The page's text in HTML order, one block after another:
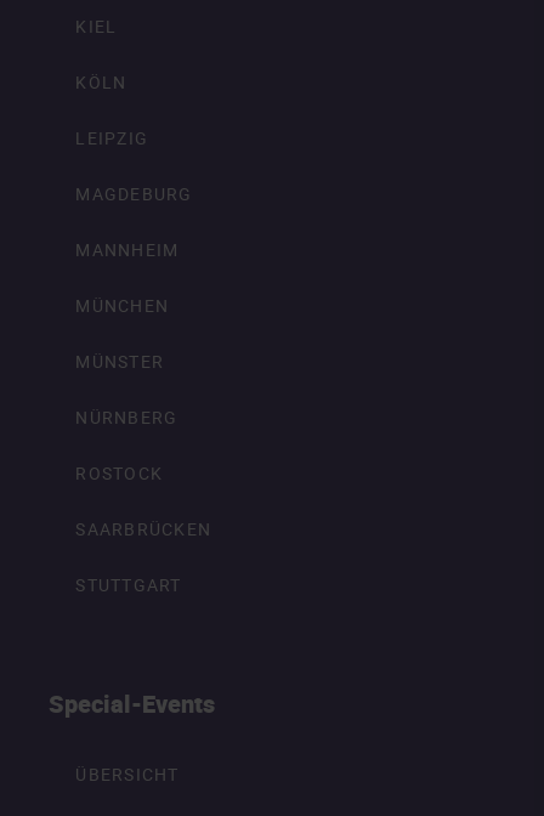
KIEL
KÖLN
LEIPZIG
MAGDEBURG
MANNHEIM
MÜNCHEN
MÜNSTER
NÜRNBERG
ROSTOCK
SAARBRÜCKEN
STUTTGART
Special-Events
ÜBERSICHT